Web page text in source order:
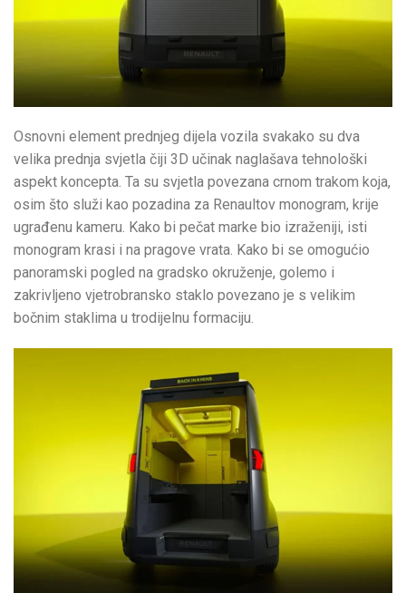
Osnovni element prednjeg dijela vozila svakako su dva
velika prednja svjetla čiji 3D učinak naglašava tehnološki
aspekt koncepta. Ta su svjetla povezana crnom trakom koja,
osim što služi kao pozadina za Renaultov monogram, krije
ugrađenu kameru. Kako bi pečat marke bio izraženiji, isti
monogram krasi i na pragove vrata. Kako bi se omogućio
panoramski pogled na gradsko okruženje, golemo i
zakrivljeno vjetrobransko staklo povezano je s velikim
bočnim staklima u trodijelnu formaciju.